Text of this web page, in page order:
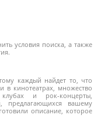
условия поиска, а также
каждый найдет то, что
в кинотеатрах, множество
и рок-концерты,
вашему
описание, которое